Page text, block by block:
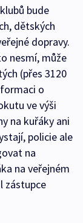
bude
dětských
dopravy.
nesmí, může
(přes 3120
o
ve výši
na kuřáky ani
policie ale
na
na veřejném
zástupce